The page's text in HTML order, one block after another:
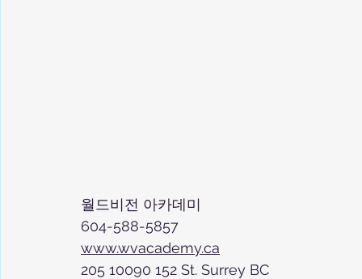
월드비전 아카데미
604-588-5857
www.wvacademy.ca
205 10090 152 St. Surrey BC